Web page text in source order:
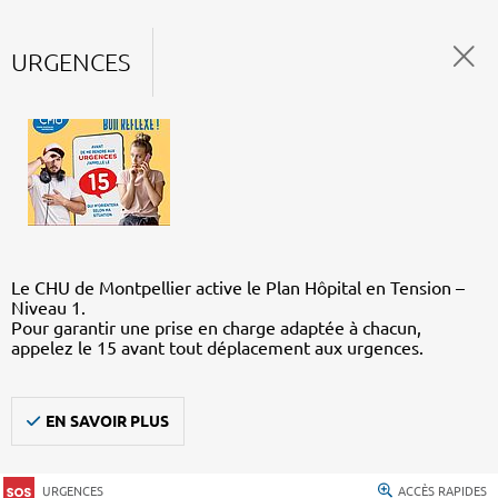
URGENCES
Le CHU de Montpellier active le Plan Hôpital en Tension –
Niveau 1.
Pour garantir une prise en charge adaptée à chacun,
appelez le 15 avant tout déplacement aux urgences.
EN SAVOIR PLUS
URGENCES ACCÈS RAPIDES